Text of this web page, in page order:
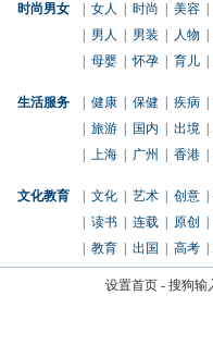
时尚男女 女人 时尚 美容
男人 男装 人物
母婴 怀孕 育儿
生活服务 健康 保健 疾病
旅游 国内 出境
上海 广州 香港
文化教育 文化 艺术 创意
读书 连载 原创
教育 出国 高考
设置首页- 搜狗输